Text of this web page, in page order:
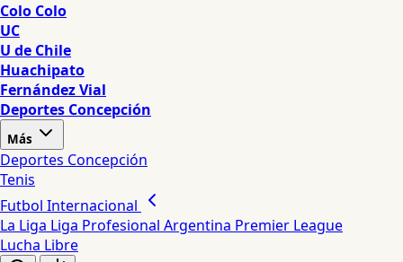
Colo Colo
UC
U de Chile
Huachipato
Fernández Vial
Deportes Concepción
Más
Deportes Concepción
Tenis
Futbol Internacional
La Liga Liga Profesional Argentina Premier League
Lucha Libre